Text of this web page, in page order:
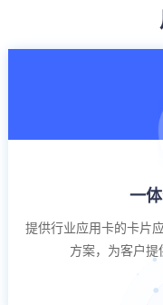
一
提供行业应用卡的卡片
方案，为客户提